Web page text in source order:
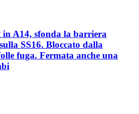
in A14, sfonda la barriera
SS16. Bloccato dalla
fuga. Fermata anche una